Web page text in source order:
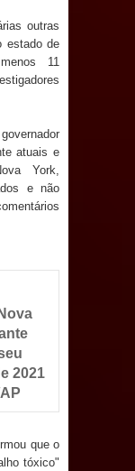
Casa de
cerca
à pré-
à
outras
estado de
11
atuais e
York,
e não
2021
que o
tóxico"